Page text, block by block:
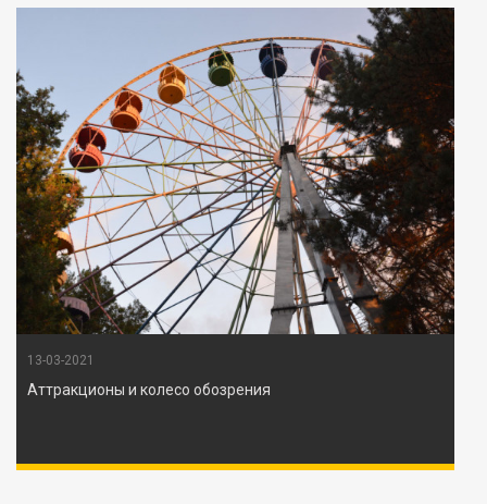
13-03-2021
Аттракционы и колесо обозрения